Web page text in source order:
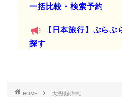
一括比較・検索予約
【日本旅行】ぶら
探す
HOME 大洗磯前神社